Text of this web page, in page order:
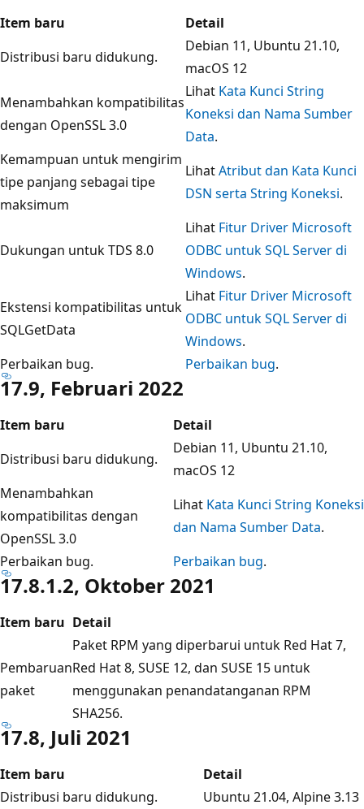
Item baru
Detail
Distribusi baru didukung.
Debian 11, Ubuntu 21.10,
macOS 12
Menambahkan kompatibilitas
dengan OpenSSL 3.0
Lihat Kata Kunci String
Koneksi dan Nama Sumber
Data.
Kemampuan untuk mengirim
tipe panjang sebagai tipe
maksimum
LihatAtribut dan Kata Kunci
DSN serta String Koneksi.
Dukungan untuk TDS 8.0
Lihat Fitur Driver Microsoft
ODBC untuk SQL Server di
Windows.
Ekstensi kompatibilitas untuk
SQLGetData
Lihat Fitur Driver Microsoft
ODBC untuk SQL Server di
Windows.
Perbaikan bug.
Perbaikan bug.
17.9, Februari 2022
Item baru
Detail
Distribusi baru didukung.
Debian 11, Ubuntu 21.10,
macOS 12
Menambahkan
kompatibilitas dengan
OpenSSL 3.0
Lihat Kata Kunci String Koneksi
dan Nama Sumber Data.
Perbaikan bug.
Perbaikan bug.
17.8.1.2, Oktober 2021
Item baru Detail
Pembaruan
paket
Paket RPM yang diperbarui untuk Red Hat 7,
Red Hat 8, SUSE 12, dan SUSE 15 untuk
menggunakan penandatanganan RPM
SHA256.
17.8, Juli 2021
Item baru
Detail
Distribusi baru didukung.
Ubuntu 21.04, Alpine 3.13